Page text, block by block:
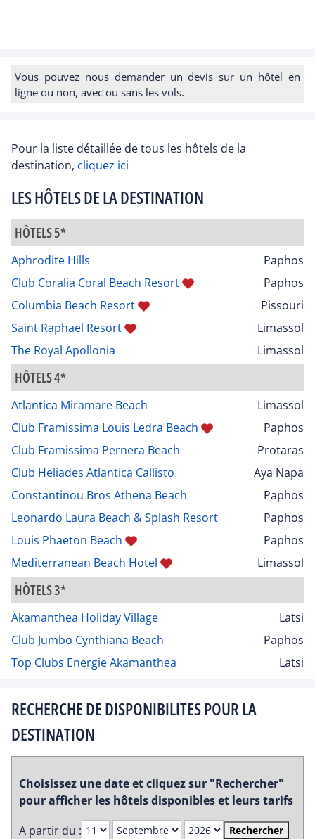
Vous pouvez nous demander un devis sur un hôtel en
ligne ou non, avec ou sans les vols.
Pour la liste détaillée de tous les hôtels de la
destination, cliquez ici
LES HÔTELS DE LA DESTINATION
HÔTELS 5*
Aphrodite Hills
Paphos
Club Coralia Coral Beach Resort
Paphos
Columbia Beach Resort
Pissouri
Saint Raphael Resort
Limassol
The Royal Apollonia
Limassol
HÔTELS 4*
Atlantica Miramare Beach
Limassol
Club Framissima Louis Ledra Beach
Paphos
Club Framissima Pernera Beach
Protaras
Club Heliades Atlantica Callisto
Aya Napa
Constantinou Bros Athena Beach
Paphos
Leonardo Laura Beach & Splash Resort
Paphos
Louis Phaeton Beach
Paphos
Mediterranean Beach Hotel
Limassol
HÔTELS 3*
Akamanthea Holiday Village
Latsi
Club Jumbo Cynthiana Beach
Paphos
Top Clubs Energie Akamanthea
Latsi
RECHERCHE DE DISPONIBILITES POUR LA
DESTINATION
Choisissez une date et cliquez sur "Rechercher"
pour afficher les hôtels disponibles et leurs tarifs
A partir du :
Rechercher